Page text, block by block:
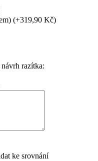
(+319,90 Kč)
razítka:
ke srovnání